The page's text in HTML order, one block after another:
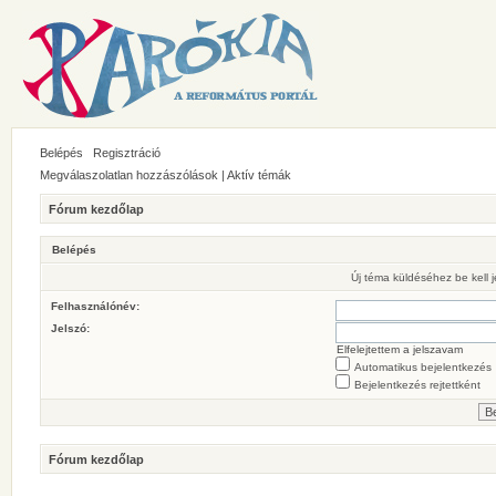
Belépés
Regisztráció
Megválaszolatlan hozzászólások | Aktív témák
Fórum kezdőlap
Belépés
Új téma küldéséhez be kell
Felhasználónév:
Jelszó:
Elfelejtettem a jelszavam
Automatikus bejelentkezés
Bejelentkezés rejtettként
Fórum kezdőlap